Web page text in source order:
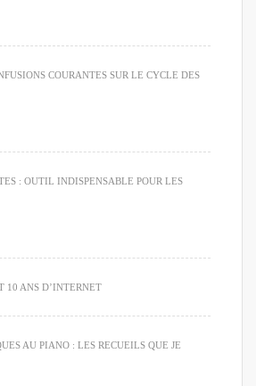
COURANTES SUR LE CYCLE DES
: OUTIL INDISPENSABLE POUR LES
10 ANS D’INTERNET
AU PIANO : LES RECUEILS QUE JE